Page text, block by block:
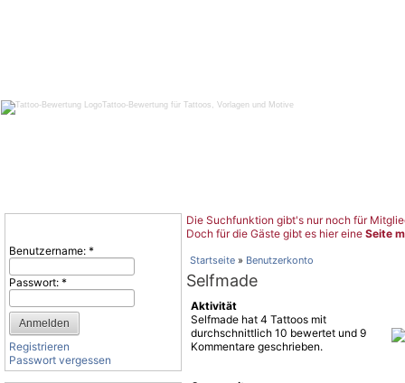
Tattoo-Bewertung für Tattoos, Vorlagen und Motive
Benutzername: *
Passwort: *
Registrieren
Passwort vergessen
Die Suchfunktion gibt's nur noch für
Doch für die Gäste gibt es hier eine Seite
Startseite » Benutzerkonto
Selfmade
Aktivität
Selfmade hat 4 Tattoos mit
durchschnittlich 10 bewertet und 9
Kommentare geschrieben.